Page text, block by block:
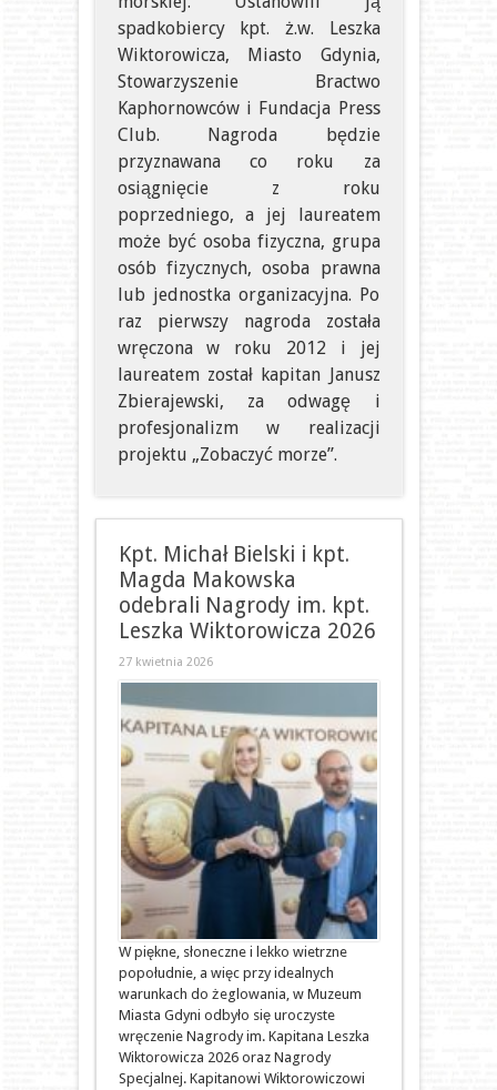
spadkobiercy kpt. ż.w. Leszka
Wiktorowicza, Miasto Gdynia,
Stowarzyszenie Bractwo
Kaphornowców i Fundacja Press
Club. Nagroda będzie
przyznawana co roku za
osiągnięcie z roku
poprzedniego, a jej laureatem
może być osoba fizyczna, grupa
osób fizycznych, osoba prawna
lub jednostka organizacyjna. Po
raz pierwszy nagroda została
wręczona w roku 2012 i jej
laureatem został kapitan Janusz
Zbierajewski, za odwagę i
profesjonalizm w realizacji
projektu „Zobaczyć morze”.
Kpt. Michał Bielski i kpt.
Magda Makowska
odebrali Nagrody im. kpt.
Leszka Wiktorowicza 2026
27 kwietnia 2026
W piękne, słoneczne i lekko wietrzne
popołudnie, a więc przy idealnych
warunkach do żeglowania, w Muzeum
Miasta Gdyni odbyło się uroczyste
wręczenie Nagrody im. Kapitana Leszka
Wiktorowicza 2026 oraz Nagrody
Specjalnej. Kapitanowi Wiktorowiczowi